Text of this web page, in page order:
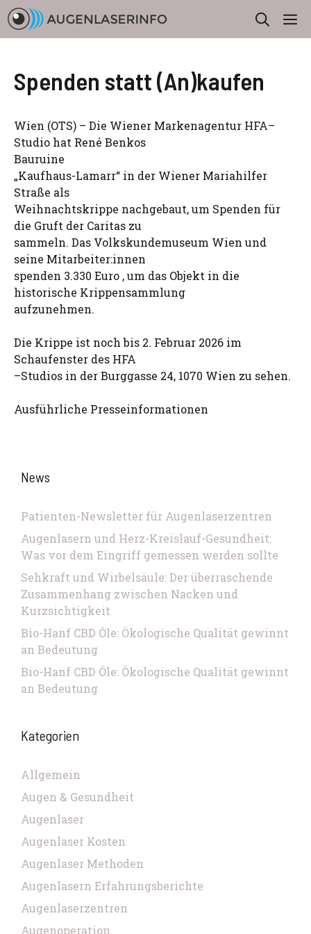
Zum
Inhalt
springen
Spenden statt (An)kaufen
Wien (OTS) – Die Wiener Markenagentur HFA–
Studio hat René Benkos
Bauruine
„Kaufhaus-Lamarr“ in der Wiener Mariahilfer
Straße als
Weihnachtskrippe nachgebaut, um Spenden für
die Gruft der Caritas zu
sammeln. Das Volkskundemuseum Wien und
seine Mitarbeiter:innen
spenden 3.330 Euro , um das Objekt in die
historische Krippensammlung
aufzunehmen.
Die Krippe ist noch bis 2. Februar 2026 im
Schaufenster des HFA
–Studios in der Burggasse 24, 1070 Wien zu sehen.
Ausführliche Presseinformationen
News
Patienten-Newsletter für Augenlaserzentren
Augenlasern und Herz-Kreislauf-Gesundheit:
Was vor dem Eingriff gemessen werden sollte
Sehkraft und Wirbelsäule: Der überraschende
Zusammenhang zwischen Nacken und
Kurzsichtigkeit
Bio-Hanf CBD Öle: Ökologische Qualität gewinnt
an Bedeutung
Bio-Hanf CBD Öle: Ökologische Qualität gewinnt
an Bedeutung
Kategorien
Allgemein
Augen & Gesundheit
Augenlaser
Augenlaser Kosten
Augenlaser Methoden
Augenlasern Erfahrungsberichte
Augenlaserzentren
Augenoperation